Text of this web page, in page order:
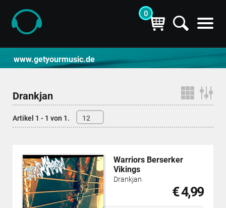
0
www.getyourmusic.de
Drankjan
Artikel 1 - 1 von 1. 12
Warriors Berserker
Vikings
Drankjan
€ 4,99